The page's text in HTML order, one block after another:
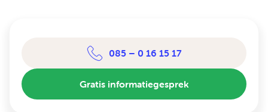
085 – 0 16 15 17
Gratis informatiegesprek